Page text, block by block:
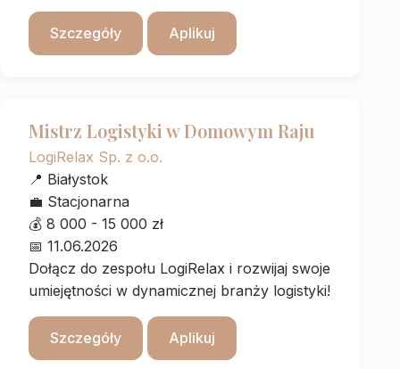
Szczegóły Aplikuj
Mistrz Logistyki w Domowym Raju
LogiRelax Sp. z o.o.
📍 Białystok
💼 Stacjonarna
💰 8 000 - 15 000 zł
📅 11.06.2026
Dołącz do zespołu LogiRelax i rozwijaj swoje
umiejętności w dynamicznej branży logistyki!
Szczegóły Aplikuj